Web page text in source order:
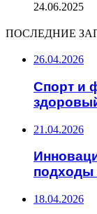
24.06.2025
ПОСЛЕДНИЕ
26.04.2026
Спорт и
21.04.2026
подходы
18.04.2026